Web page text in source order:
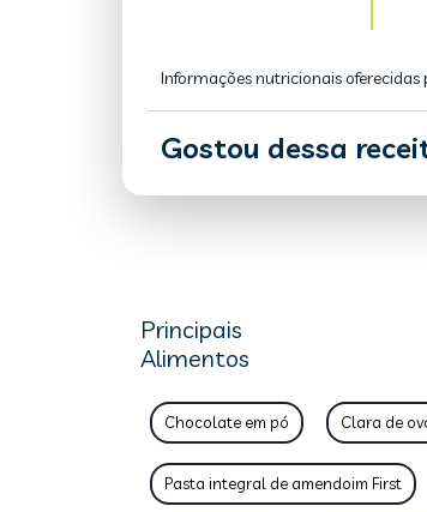
Informações nutricionais oferecidas
Gostou dessa
Principais
Alimentos
Chocolate em pó Clara de
Pasta integral de amendoim First